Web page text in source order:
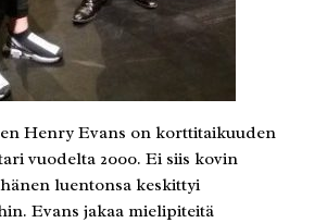
Henry Evans on korttitaikuuden
vuodelta 2000. Ei siis kovin
luentonsa keskittyi
Evans jakaa mielipiteitä